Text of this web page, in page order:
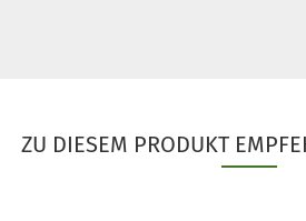
ZU DIESEM PRODUKT